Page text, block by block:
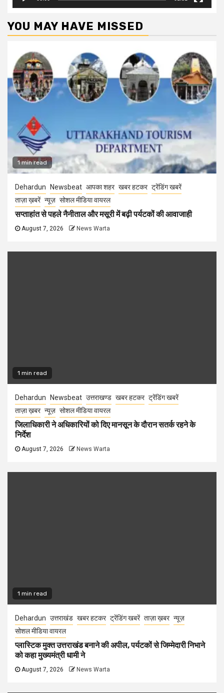
YOU MAY HAVE MISSED
1 min read
Dehardun Newsbeat आपका शहर खबर हटकर ट्रेंडिंग खबरें
ताज़ा ख़बरें न्यूज़ सोशल मीडिया वायरल
सप्ताहांत से पहले नैनीताल और मसूरी में बढ़ी पर्यटकों की आवाजाही
August 7, 2026 News Warta
1 min read
Dehardun Newsbeat उत्तराखण्ड खबर हटकर ट्रेंडिंग खबरें
ताज़ा ख़बर न्यूज़ सोशल मीडिया वायरल
जिलाधिकारी ने अधिकारियों को दिए मानसून के दौरान सतर्क रहने के
निर्देश
August 7, 2026 News Warta
1 min read
Dehardun उत्तराखंड खबर हटकर ट्रेंडिंग खबरें ताज़ा ख़बर न्यूज़
सोशल मीडिया वायरल
प्लास्टिक मुक्त उत्तराखंड बनाने की अपील, पर्यटकों से जिम्मेदारी निभाने
को कहा मुख्यमंत्री धामी ने
August 7, 2026 News Warta